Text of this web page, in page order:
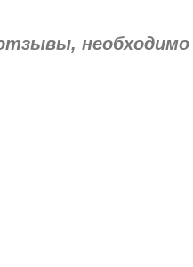
необходимо